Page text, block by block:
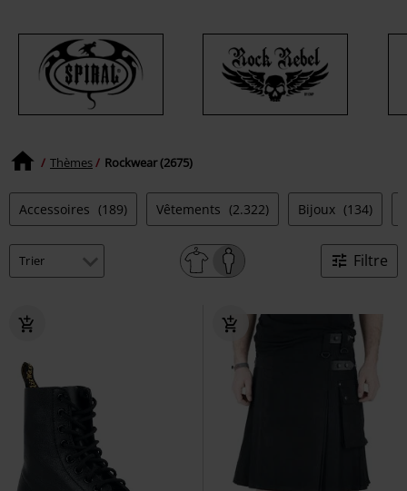
Thèmes Rockwear (2675)
Accessoires (189) Vêtements (2.322) Bijoux (134)
Filtre